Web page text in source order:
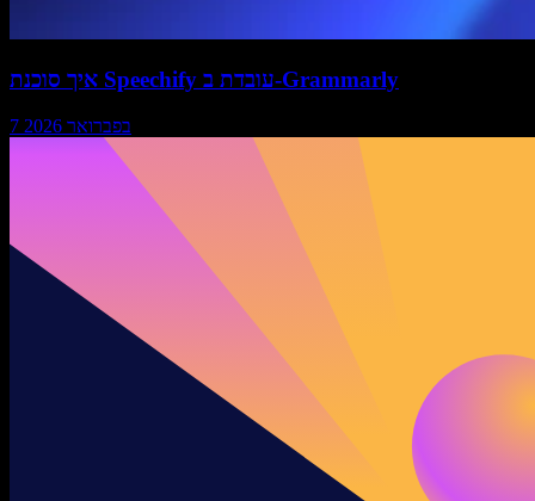
איך סוכנת Speechify עובדת ב-Grammarly
7 בפברואר 2026